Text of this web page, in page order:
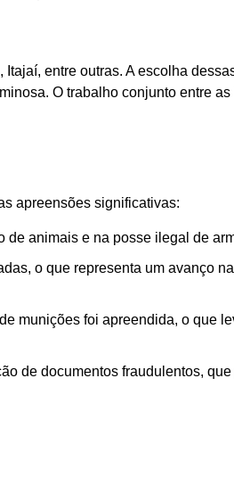
entre outras. A escolha
O trabalho conjunto entre
apreensões significativas:
de animais e na posse ilegal de
o que representa um avanço
munições foi apreendida, o que
de documentos fraudulentos,